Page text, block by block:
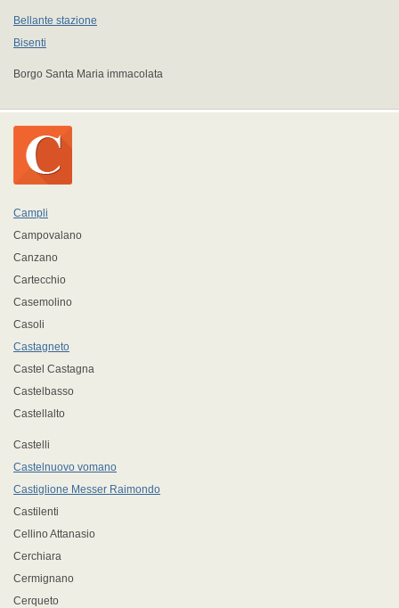
Bellante stazione
Bisenti
Borgo Santa Maria immacolata
Campli
Campovalano
Canzano
Cartecchio
Casemolino
Casoli
Castagneto
Castel Castagna
Castelbasso
Castellalto
Castelli
Castelnuovo vomano
Castiglione Messer Raimondo
Castilenti
Cellino Attanasio
Cerchiara
Cermignano
Cerqueto